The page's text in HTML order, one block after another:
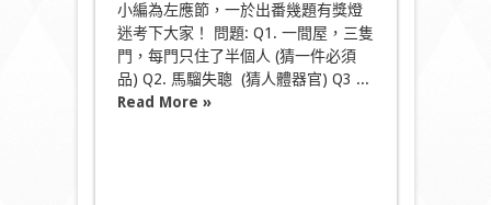
小編為左應節，一於出番幾題有獎燈
迷考下大家！ 問題: Q1. 一間屋，三隻
門，每門只住了半個人 (猜一件必須
品) Q2. 馬騮失聰 (猜人體器官) Q3 ...
Read More »